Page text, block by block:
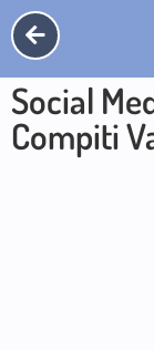
Social
Compiti